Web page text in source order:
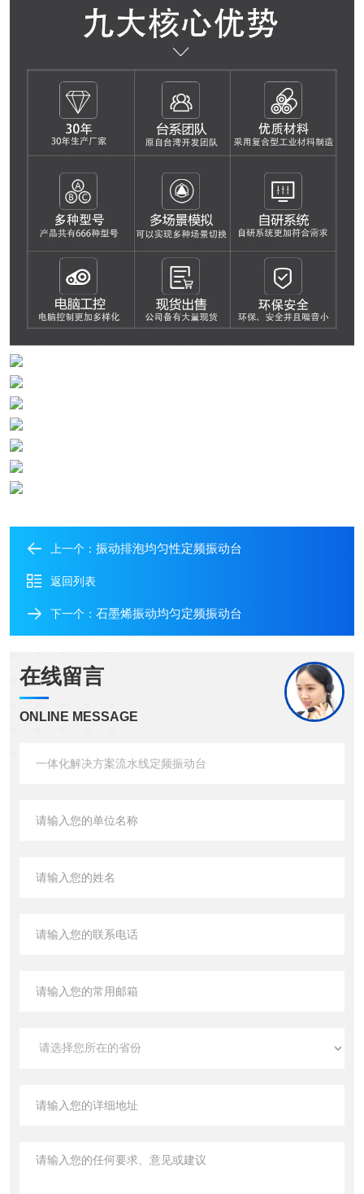
上一个： 振动排泡均匀性定频振动台
返回列表
下一个： 石墨烯振动均匀定频振动台
在线留言
ONLINE MESSAGE